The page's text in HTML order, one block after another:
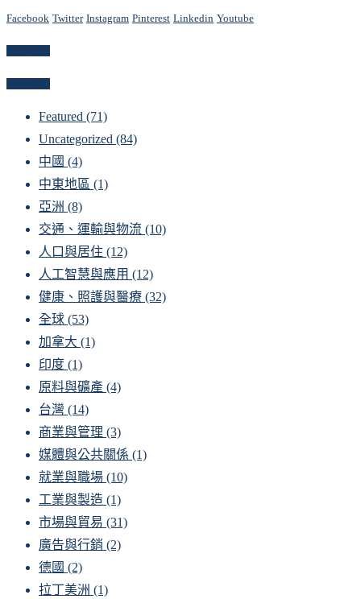
Facebook Twitter Instagram Pinterest Linkedin Youtube
Featured (71)
Uncategorized (84)
中國 (4)
中東地區 (1)
亞洲 (8)
交通、運輸與物流 (10)
人口與居住 (12)
人工智慧與應用 (12)
健康、照護與醫療 (32)
全球 (53)
加拿大 (1)
印度 (1)
原料與礦產 (4)
台灣 (14)
商業與管理 (3)
媒體與公共關係 (1)
就業與職場 (10)
工業與製造 (1)
市場與貿易 (31)
廣告與行銷 (2)
德國 (2)
拉丁美洲 (1)